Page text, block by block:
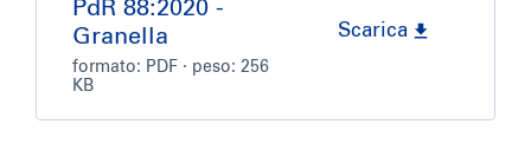
PdR 88:2020 -
Granella
formato: PDF · peso: 256
KB
Scarica